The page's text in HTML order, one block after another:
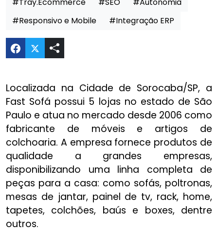
#Responsivo e Mobile
#Integração ERP
Compartilhar E-commerce Fast Sofá no Twitter
Localizada na Cidade de Sorocaba/SP, a
Fast Sofá possui 5 lojas no estado de São
Paulo e atua no mercado desde 2006 como
fabricante de móveis e artigos de
colchoaria. A empresa fornece produtos de
qualidade a grandes empresas,
disponibilizando uma linha completa de
peças para a casa: como sofás, poltronas,
mesas de jantar, painel de tv, rack, home,
tapetes, colchões, baús e boxes, dentre
outros.